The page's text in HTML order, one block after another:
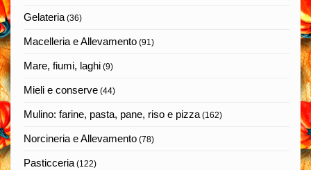
Gelateria(36)
Macelleria e Allevamento (91)
Mare, fiumi, laghi (9)
Mieli e conserve (44)
Mulino: farine, pasta, pane, riso e pizza(162)
Norcineria e Allevamento (78)
Pasticceria(122)